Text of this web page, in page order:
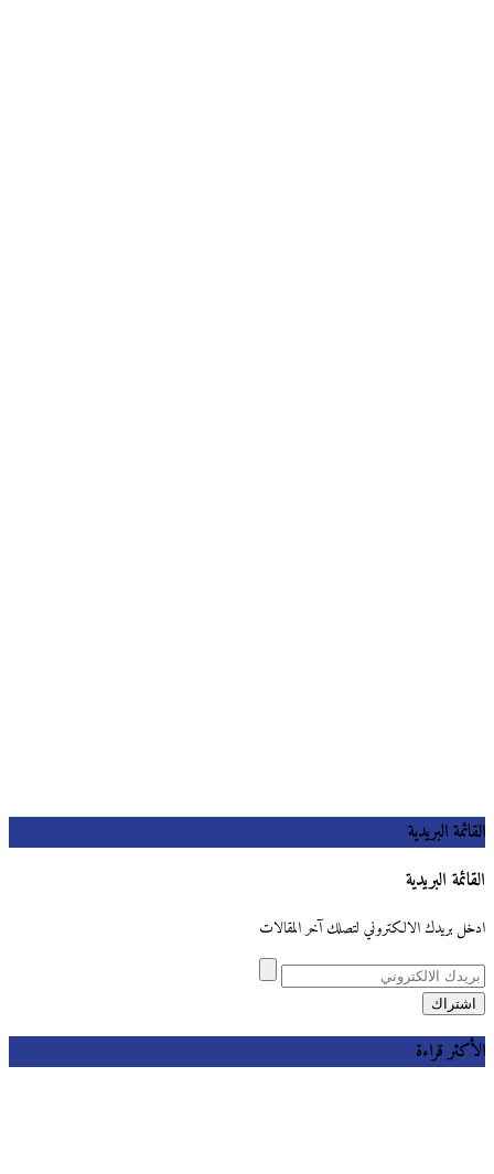
القائمة البريدية
القائمة البريدية
ادخل بريدك الالكتروني لتصلك آخر المقالات
الأكثر قراءة